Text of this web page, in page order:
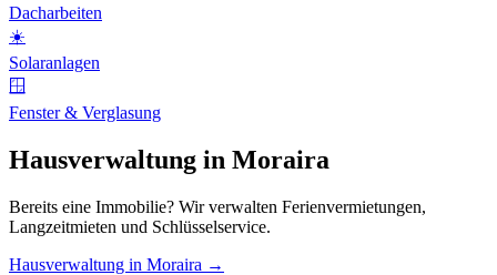
Dacharbeiten
☀️
Solaranlagen
🪟
Fenster & Verglasung
Hausverwaltung in Moraira
Bereits eine Immobilie? Wir verwalten Ferienvermietungen,
Langzeitmieten und Schlüsselservice.
Hausverwaltung in Moraira →